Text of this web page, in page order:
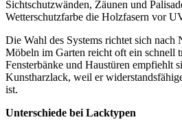
Sichtschutzwänden, Zäunen und
Wetterschutzfarbe die Holzfasern vor
Die Wahl des Systems richtet sich
Möbeln im Garten reicht oft ein schnell
Fensterbänke und Haustüren empfiehlt
Kunstharzlack, weil er
ist.
Unterschiede bei Lacktypen